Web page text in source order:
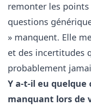
remonter les
questions
» manquent. Elle
et des incertitudes
probablement
Y a-t-il eu quelque
manquant lors de